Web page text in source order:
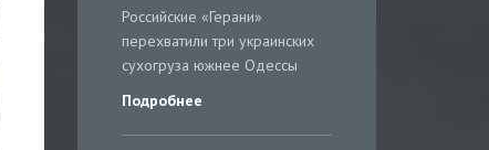
Российские «Герани»
перехватили три украинских
сухогруза южнее Одессы
Подробнее